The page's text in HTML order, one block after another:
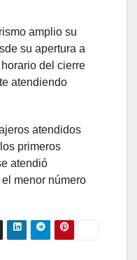
amplio su
su apertura a
del cierre
atendiendo
atendidos
primeros
atendió
menor número